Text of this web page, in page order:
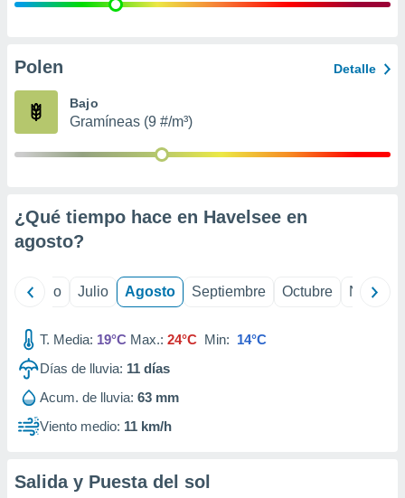
e
publicidad
Polen Detalle
Bajo
Gramíneas (9 #/m³)
¿Qué tiempo hace en Havelsee en
agosto?
Junio Julio Agosto Septiembre Octubre
T. Media: 19°C Max.: 24°C Min: 14°C
Días de lluvia: 11 días
Acum. de lluvia: 63 mm
Viento medio: 11 km/h
Salida y Puesta del sol